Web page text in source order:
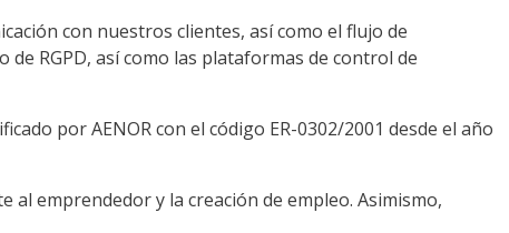
con nuestros clientes, así como el flujo de
RGPD, así como las plataformas de control de
por AENOR con el código ER-0302/2001 desde el año
emprendedor y la creación de empleo. Asimismo,